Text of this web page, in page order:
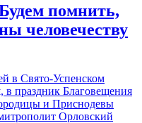
помнить,
человечеству
в Свято-Успенском
праздник Благовещения
и Приснодевы
Орловский